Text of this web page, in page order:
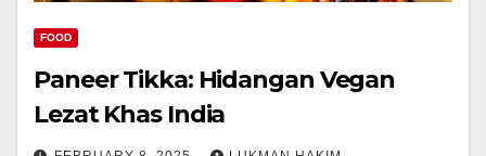
FOOD
Paneer Tikka: Hidangan Vegan
Lezat Khas India